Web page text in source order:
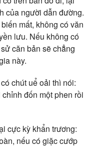
của người dẫn đường.
mất, không có văn
lưu. Nếu không có
căn bản sẽ chẳng
này.
chút uể oải thì nói:
đốn một phen rồi
cực kỳ khẩn trương:
nếu có giặc cướp